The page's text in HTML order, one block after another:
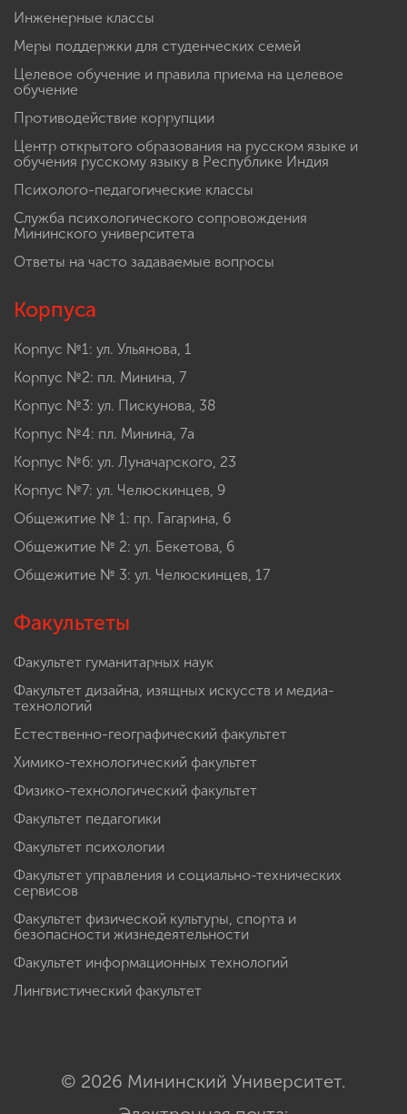
Инженерные классы
Меры поддержки для студенческих семей
Целевое обучение и правила приема на целевое
обучение
Противодействие коррупции
Центр открытого образования на русском языке и
обучения русскому языку в Республике Индия
Психолого-педагогические классы
Служба психологического сопровождения
Мининского университета
Ответы на часто задаваемые вопросы
Корпуса
Корпус №1: ул. Ульянова, 1
Корпус №2: пл. Минина, 7
Корпус №3: ул. Пискунова, 38
Корпус №4: пл. Минина, 7а
Корпус №6: ул. Луначарского, 23
Корпус №7: ул. Челюскинцев, 9
Общежитие № 1: пр. Гагарина, 6
Общежитие № 2: ул. Бекетова, 6
Общежитие № 3: ул. Челюскинцев, 17
Факультеты
Факультет гуманитарных наук
Факультет дизайна, изящных искусств и медиа-
технологий
Естественно-географический факультет
Химико-технологический факультет
Физико-технологический факультет
Факультет педагогики
Факультет психологии
Факультет управления и социально-технических
сервисов
Факультет физической культуры, спорта и
безопасности жизнедеятельности
Факультет информационных технологий
Лингвистический факультет
© 2026 Мининский Университет.